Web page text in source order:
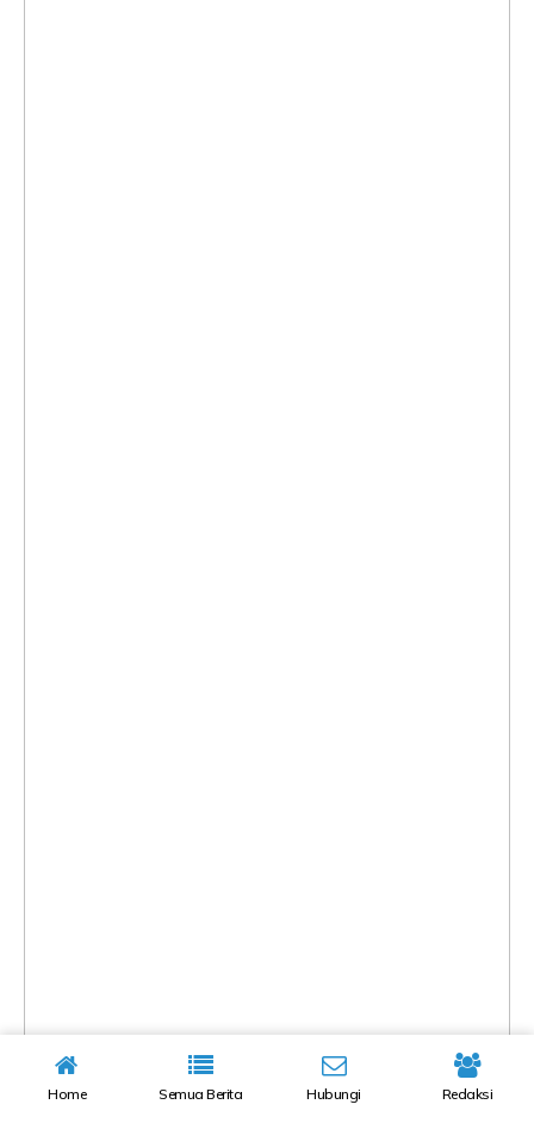
Home Semua Berita Hubungi Redaksi